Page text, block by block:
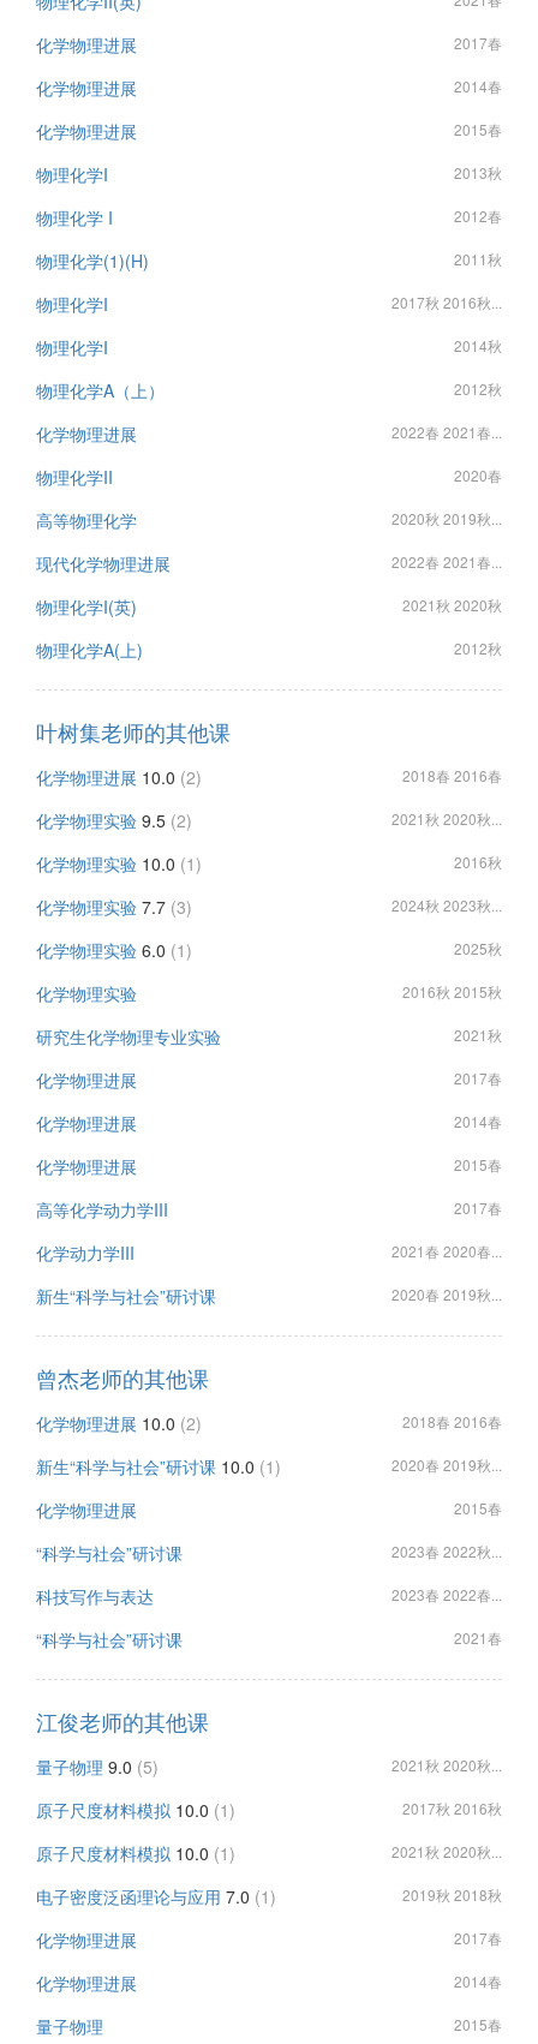
化学物理进展 2017春
化学物理进展 2014春
化学物理进展 2015春
物理化学I 2013秋
物理化学 I 2012春
物理化学(1)(H) 2011秋
物理化学I 2017秋 2016秋...
物理化学I 2014秋
物理化学A（上） 2012秋
化学物理进展 2022春 2021春...
物理化学II 2020春
高等物理化学 2020秋 2019秋...
现代化学物理进展 2022春 2021春...
物理化学I(英) 2021秋 2020秋
物理化学A(上) 2012秋
叶树集老师的其他课
化学物理进展 10.0 (2) 2018春 2016春
化学物理实验 9.5 (2) 2021秋 2020秋...
化学物理实验 10.0 (1) 2016秋
化学物理实验 7.7 (3) 2024秋 2023秋...
化学物理实验 6.0 (1) 2025秋
化学物理实验 2016秋 2015秋
研究生化学物理专业实验 2021秋
化学物理进展 2017春
化学物理进展 2014春
化学物理进展 2015春
高等化学动力学III 2017春
化学动力学III 2021春 2020春...
新生“科学与社会”研讨课 2020春 2019秋...
曾杰老师的其他课
化学物理进展 10.0 (2) 2018春 2016春
新生“科学与社会”研讨课 10.0 (1) 2020春 2019秋...
化学物理进展 2015春
“科学与社会”研讨课 2023春 2022秋...
科技写作与表达 2023春 2022春...
“科学与社会”研讨课 2021春
江俊老师的其他课
量子物理 9.0 (5) 2021秋 2020秋...
原子尺度材料模拟 10.0 (1) 2017秋 2016秋
原子尺度材料模拟 10.0 (1) 2021秋 2020秋...
电子密度泛函理论与应用 7.0 (1) 2019秋 2018秋
化学物理进展 2017春
化学物理进展 2014春
量子物理 2015春